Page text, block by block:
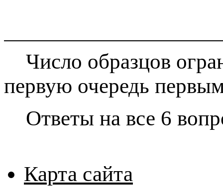
Число образцов
первую очередь
Ответы на все 6
Карта сайта